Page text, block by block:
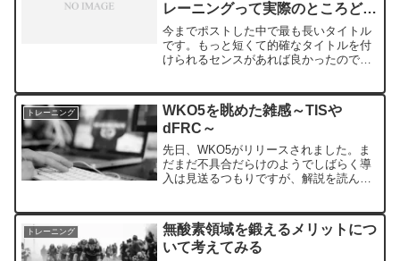
レーニングって実際のところどう
なの？
今までポストした中で最も長いタイトル
です。もっと短くて的確なタイトルを付
けられるセンスがあれば良かったのです
地面でエクササイズを行うのは洋の東西
を問わず人気があります。...
トレーニング
WKO5を眺めた雑感～TISや
dFRC～
先日、WKO5がリリースされました。ま
だまだ不具合だらけのようでしばらく導
入は見送るつもりですが、解説を読んだ
います。従って、普段のように論文を紹
介しながらというモノで...
トレーニング
無酸素領域を鍛えるメリットにつ
いて考えてみる